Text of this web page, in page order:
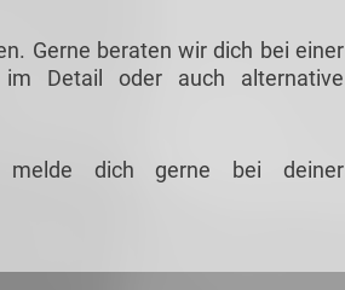
Gerne beraten wir dich bei einer
im Detail oder auch alternative
melde dich gerne bei deiner